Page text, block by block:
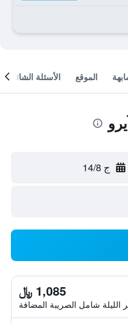
الموقع الأسئلة الشائعة
ج 14/8
1,085 ﷼
الليلة شامل الصريبة المضافة